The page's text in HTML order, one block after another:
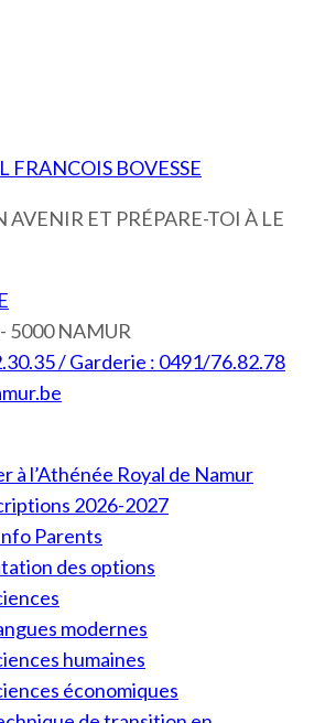
FRANCOIS BOVESSE
AVENIR ET PRÉPARE-TOI À LE
5000 NAMUR
/ Garderie : 0491/76.82.78
à l’Athénée Royal de Namur
2026-2027
Parents
des options
modernes
humaines
économiques